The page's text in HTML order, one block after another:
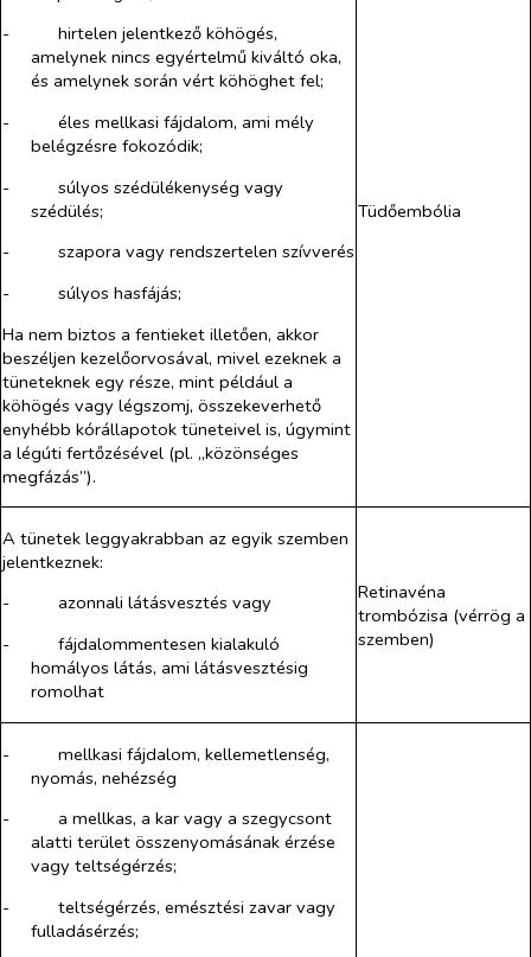
-​
hirtelen jelentkező köhögés,
amelynek nincs egyértelmű kiváltó oka,
és amelynek során vért köhöghet fel;
-​
éles mellkasi fájdalom, ami mély
belégzésre fokozódik;
-​
súlyos szédülékenység vagy
szédülés;
-​
szapora vagy rendszertelen szívverés
-​
súlyos hasfájás;
Ha nem biztos a fentieket illetően, akkor
beszéljen kezelőorvosával, mivel ezeknek a
tüneteknek egy része, mint például a
köhögés vagy légszomj, összekeverhető
enyhébb kórállapotok tüneteivel is, úgymint
a légúti fertőzésével (pl. „közönséges
megfázás”).
Tüdőembólia
A tünetek leggyakrabban az egyik szemben
jelentkeznek:
-​
azonnali látásvesztés vagy
-​
fájdalommentesen kialakuló
homályos látás, ami látásvesztésig
romolhat
Retinavéna
trombózisa (vérrög a
szemben)
-​
mellkasi fájdalom, kellemetlenség,
nyomás, nehézség
-​
a mellkas, a kar vagy a szegycsont
alatti terület összenyomásának érzése
vagy teltségérzés;
-​
teltségérzés, emésztési zavar vagy
fulladásérzés;